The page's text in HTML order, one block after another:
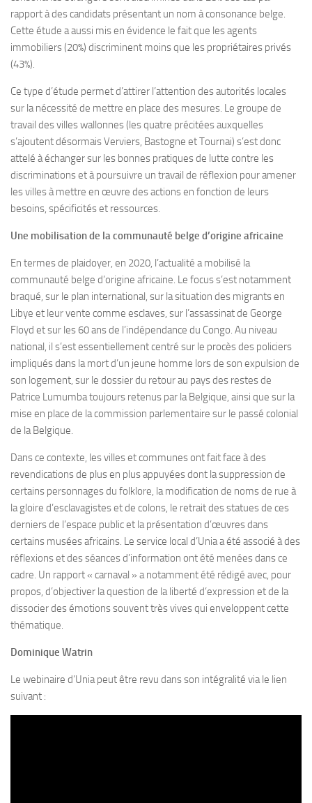
rapport à des candidats présentant un nom à consonance belge.
Cette étude a aussi mis en évidence le fait que les agents
immobiliers (20%) discriminent moins que les propriétaires privés
(43%).
Ce type d’étude permet d’attirer l’attention des autorités locales
sur la nécessité de mettre en place des mesures. Le groupe de
travail des villes wallonnes (les quatre précitées auxquelles
s’ajoutent désormais Verviers, Bastogne et Tournai) s’est donc
attelé à échanger sur les bonnes pratiques de lutte contre les
discriminations et à poursuivre un travail de réflexion pour amener
les villes à mettre en œuvre des actions en fonction de leurs
besoins, spécificités et ressources.
Une mobilisation de la communauté belge d’origine africaine
En termes de plaidoyer, en 2020, l’actualité a mobilisé la
communauté belge d’origine africaine. Le focus s’est notamment
braqué, sur le plan international, sur la situation des migrants en
Libye et leur vente comme esclaves, sur l’assassinat de George
Floyd et sur les 60 ans de l’indépendance du Congo. Au niveau
national, il s’est essentiellement centré sur le procès des policiers
impliqués dans la mort d’un jeune homme lors de son expulsion de
son logement, sur le dossier du retour au pays des restes de
Patrice Lumumba toujours retenus par la Belgique, ainsi que sur la
mise en place de la commission parlementaire sur le passé colonial
de la Belgique.
Dans ce contexte, les villes et communes ont fait face à des
revendications de plus en plus appuyées dont la suppression de
certains personnages du folklore, la modification de noms de rue à
la gloire d’esclavagistes et de colons, le retrait des statues de ces
derniers de l’espace public et la présentation d’œuvres dans
certains musées africains. Le service local d’Unia a été associé à des
réflexions et des séances d’information ont été menées dans ce
cadre. Un rapport « carnaval » a notamment été rédigé avec, pour
propos, d’objectiver la question de la liberté d’expression et de la
dissocier des émotions souvent très vives qui enveloppent cette
thématique.
Dominique Watrin
Le webinaire d’Unia peut être revu dans son intégralité via le lien
suivant :